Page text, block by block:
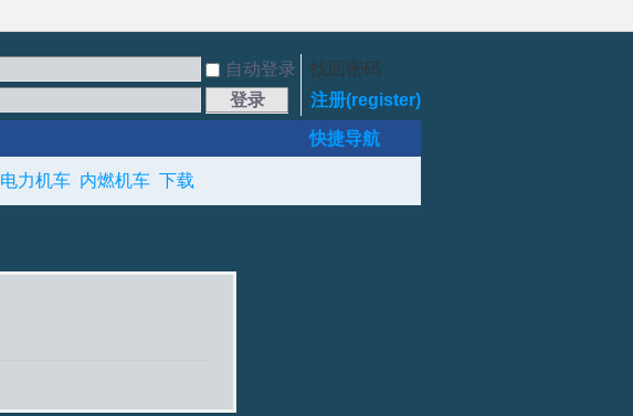
自动登录
找回密码
登录 注册(register)
快捷导航
电力机车 内燃机车 下载